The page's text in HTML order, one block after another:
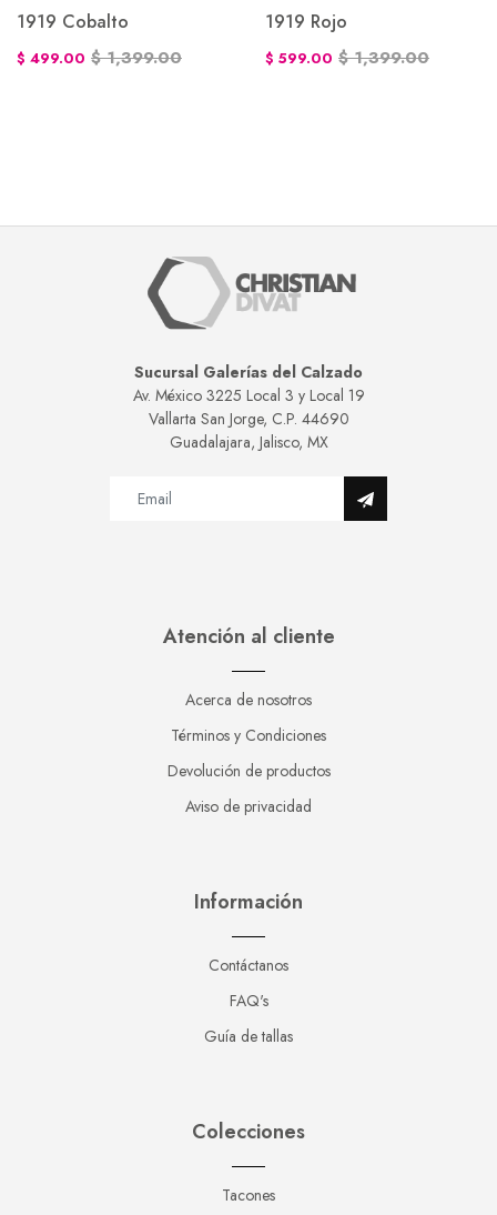
1919 Cobalto
$ 499.00 $ 1,399.00
1919 Rojo
$ 599.00 $ 1,399.00
Sucursal Galerías del Calzado
Av. México 3225 Local 3 y Local 19
Vallarta San Jorge, C.P. 44690
Guadalajara, Jalisco, MX
Atención al cliente
Acerca de nosotros
Términos y Condiciones
Devolución de productos
Aviso de privacidad
Información
Contáctanos
FAQ's
Guía de tallas
Colecciones
Tacones